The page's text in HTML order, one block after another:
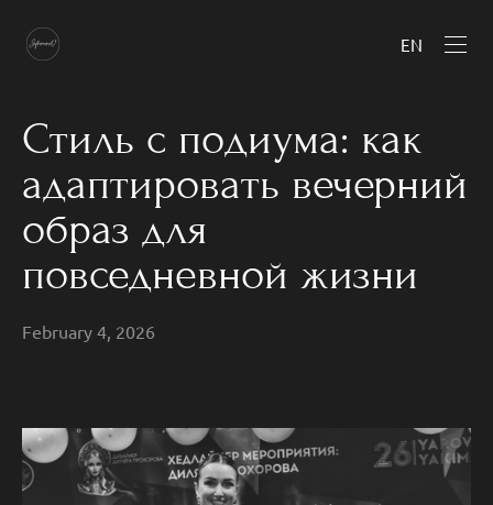
EN
Стиль с подиума: как
адаптировать вечерний
образ для
повседневной жизни
February 4, 2026